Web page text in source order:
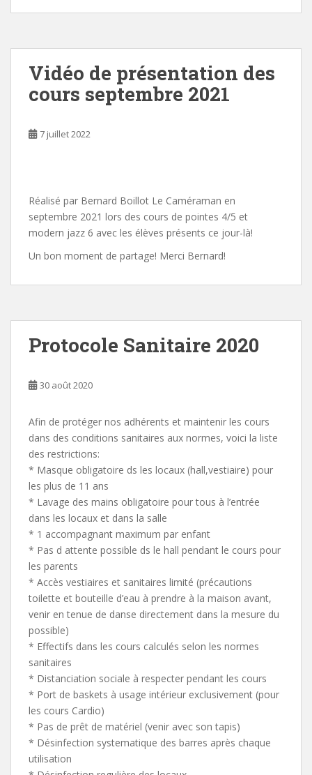
Vidéo de présentation des
cours septembre 2021
7 juillet 2022
Réalisé par Bernard Boillot Le Caméraman en
septembre 2021 lors des cours de pointes 4/5 et
modern jazz 6 avec les élèves présents ce jour-là!
Un bon moment de partage! Merci Bernard!
Protocole Sanitaire 2020
30 août 2020
Afin de protéger nos adhérents et maintenir les cours
dans des conditions sanitaires aux normes, voici la liste
des restrictions:
* Masque obligatoire ds les locaux (hall,vestiaire) pour
les plus de 11 ans
* Lavage des mains obligatoire pour tous à l’entrée
dans les locaux et dans la salle
* 1 accompagnant maximum par enfant
* Pas d attente possible ds le hall pendant le cours pour
les parents
* Accès vestiaires et sanitaires limité (précautions
toilette et bouteille d’eau à prendre à la maison avant,
venir en tenue de danse directement dans la mesure du
possible)
* Effectifs dans les cours calculés selon les normes
sanitaires
* Distanciation sociale à respecter pendant les cours
* Port de baskets à usage intérieur exclusivement (pour
les cours Cardio)
* Pas de prêt de matériel (venir avec son tapis)
* Désinfection systematique des barres après chaque
utilisation